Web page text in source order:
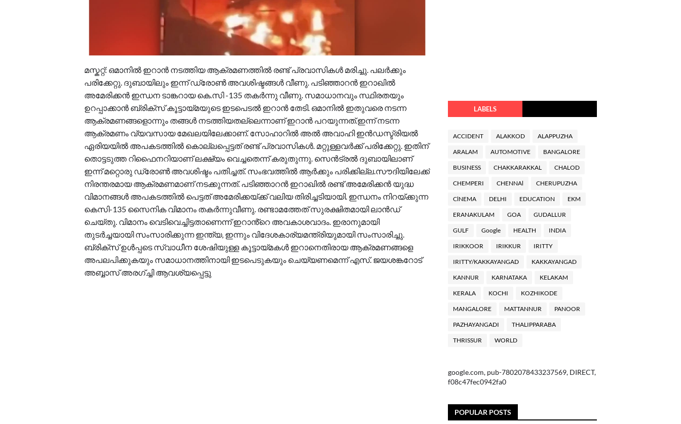
മസ്കറ്റ്: ഒമാനിൽ ഇറാൻ നടത്തിയ ആക്രമണത്തിൽ രണ്ട് പ്രവാസികൾ മരിച്ചു. പലർക്കും
പരിക്കേറ്റു. ദുബായിലും ഇന്ന് ഡ്രോൺ അവശിഷ്ടങ്ങൾ വീണു. പടിഞ്ഞാറൻ ഇറാഖിൽ
അമേരിക്കൻ ഇന്ധന ടാങ്കറായ കെ.സി -135 തകർന്നു വീണു. സമാധാനവും സ്ഥിരതയും
ഉറപ്പാക്കാൻ ബ്രിക്സ് കൂട്ടായ്മയുടെ ഇടപെടൽ ഇറാൻ തേടി. ഒമാനിൽ ഇതുവരെ നടന്ന
ആക്രമണങ്ങളൊന്നും തങ്ങൾ നടത്തിയതല്ലെന്നാണ് ഇറാൻ പറയുന്നത്.ഇന്ന് നടന്ന
ആക്രമണം വ്യവസായ മേഖലയിലേക്കാണ്. സോഹാറിൽ അൽ അവാഹി ഇൻഡസ്ട്രിയൽ
ഏരിയയിൽ അപകടത്തിൽ കൊല്ലപ്പെട്ടത് രണ്ട് പ്രവാസികൾ. മറ്റുള്ളവർക്ക് പരിക്കേറ്റു. ഇതിന്
തൊട്ടടുത്ത റിഫൈനറിയാണ് ലക്ഷ്യം വെച്ചതെന്ന് കരുതുന്നു. സെൻട്രൽ ദുബായിലാണ്
ഇന്ന് മറ്റൊരു ഡ്രോൺ അവശിഷ്ടം പതിച്ചത്. സംഭവത്തിൽ ആർക്കും പരിക്കില്ല.സൗദിയിലേക്ക്
നിരന്തരമായ ആക്രമണമാണ് നടക്കുന്നത്. പടിഞ്ഞാറൻ ഇറാഖിൽ രണ്ട് അമേരിക്കൻ യുദ്ധ
വിമാനങ്ങൾ അപകടത്തിൽ പെട്ടത് അമേരിക്കയ്ക്ക് വലിയ തിരിച്ചടിയായി. ഇന്ധനം നിറയ്ക്കുന്ന
കെസി-135 സൈനിക വിമാനം തകർന്നുവീണു. രണ്ടാമത്തേത് സുരക്ഷിതമായി ലാൻഡ്
ചെയ്തു. വിമാനം വെടിവെച്ചിട്ടതാണെന്ന് ഇറാൻ്റെ അവകാശവാദം. ഇരാനുമായി
തുടർച്ചയായി സംസാരിക്കുന്ന ഇന്ത്യ, ഇന്നും വിദേശകാര്യമന്ത്രിയുമായി സംസാരിച്ചു.
ബ്രിക്സ് ഉൾപ്പടെ സ്വാധീന ശേഷിയുള്ള കൂട്ടായ്മകൾ ഇറാനെതിരായ ആക്രമണങ്ങളെ
അപലപിക്കുകയും സമാധാനത്തിനായി ഇടപെടുകയും ചെയ്യണമെന്ന് എസ്. ജയശങ്കറോട്
അബ്ബാസ് അരഗ്ച്ചി ആവശ്യപ്പെട്ടു
LABELS
ACCIDENT ALAKKOD ALAPPUZHA
ARALAM AUTOMOTIVE BANGALORE
BUSINESS CHAKKARAKKAL CHALOD
CHEMPERI CHENNAl CHERUPUZHA
ClNEMA DELHI EDUCATION EKM
ERANAKULAM GOA GUDALLUR
GULF Google HEALTH INDIA
IRIKKOOR IRIKKUR IRITTY
IRITTY/KAKKAYANGAD KAKKAYANGAD
KANNUR KARNATAKA KELAKAM
KERALA KOCHI KOZHIKODE
MANGALORE MATTANNUR PANOOR
PAZHAYANGADI THALIPPARABA
THRISSUR WORLD
google.com, pub-7802078433237569, DIRECT,
f08c47fec0942fa0
POPULAR POSTS